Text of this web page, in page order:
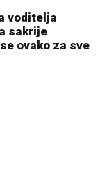
voditelja
sakrije
ovako za sve